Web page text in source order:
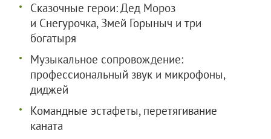
Сказочные герои: Дед Мороз
и Снегурочка, Змей Горыныч и три
богатыря
Музыкальное сопровождение:
профессиональный звук и микрофоны,
диджей
Командные эстафеты, перетягивание
каната